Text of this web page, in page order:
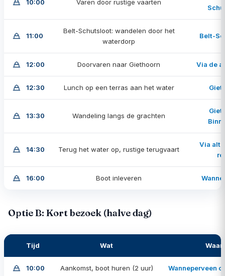
10:00 Varen door rustige vaarten
11:00
Belt-Schutsloot: wandelen door het
waterdorp
Belt-
12:00 Doorvaren naar Giethoorn Via de
12:30 Lunch op een terras aan het water
13:30 Wandeling langs de grachten
14:30 Terug het water op, rustige terugvaart
Via
16:00 Boot inleveren
Optie B: Kort bezoek (halve dag)
Tijd Wat Waar
10:00 Aankomst, boot huren (2 uur) Wanneperveen